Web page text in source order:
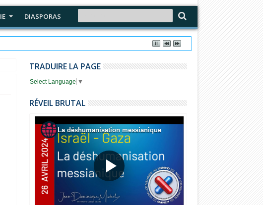
DIASPORAS
TRADUIRE LA PAGE
Select Language ▼
RÉVEIL BRUTAL